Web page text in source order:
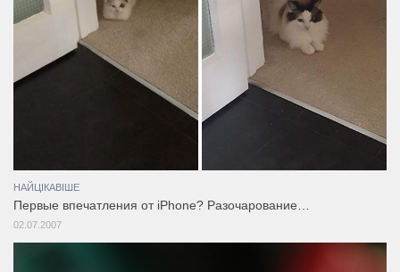
НАЙЦІКАВІШЕ
Первые впечатления от iPhone? Разочарование…
02.07.2007